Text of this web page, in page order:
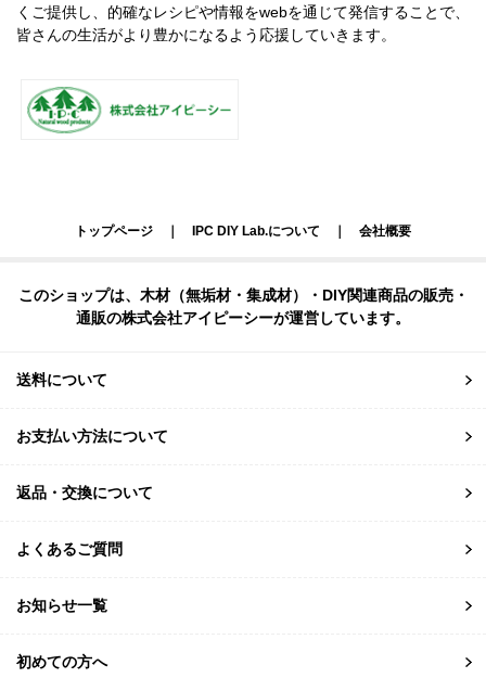
くご提供し、的確なレシピや情報をwebを通じて発信することで、
皆さんの生活がより豊かになるよう応援していきます。
トップページ IPC DIY Lab.について 会社概要
このショップは、木材（無垢材・集成材）・DIY関連商品の販売・
通販の株式会社アイピーシーが運営しています。
送料について
お支払い方法について
返品・交換について
よくあるご質問
お知らせ一覧
初めての方へ